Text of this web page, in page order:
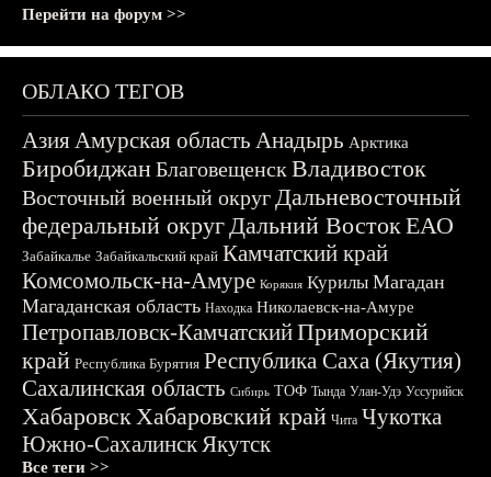
Перейти на форум >>
ОБЛАКО ТЕГОВ
АзияАмурская область Анадырь Арктика
БиробиджанБлаговещенскВладивосток
Восточный военный округДальневосточный
федеральный округДальний ВостокЕАО
Забайкалье Забайкальский край Камчатский край
Комсомольск-на-Амуре Корякия Курилы Магадан
Магаданская область Находка Николаевск-на-Амуре
Петропавловск-КамчатскийПриморский
край Республика Бурятия Республика Саха (Якутия)
Сахалинская область Сибирь ТОФ Тында Улан-Удэ Уссурийск
ХабаровскХабаровский край Чита Чукотка
Южно-СахалинскЯкутск
Все теги >>